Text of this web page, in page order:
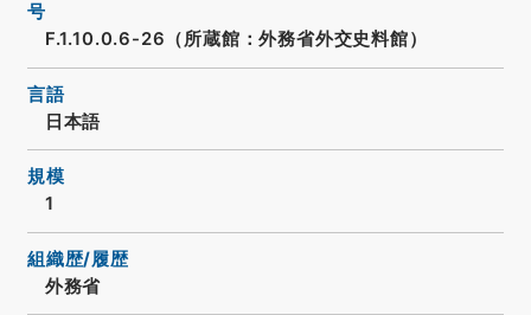
号
F.1.10.0.6-26（所蔵館：外務省外交史料館）
言語
日本語
規模
1
組織歴/履歴
外務省